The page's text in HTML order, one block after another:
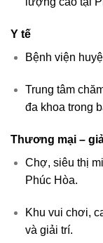
Y tế
Bệnh viện
Trung tâm
đa khoa trong
Thương mại –
Chợ, siêu thị
Phúc Hòa.
Khu vui chơi,
và giải trí.